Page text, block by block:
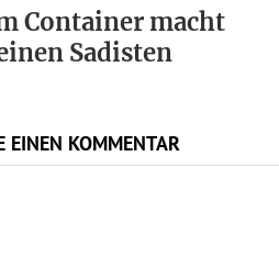
Container macht
Sadisten
EINEN KOMMENTAR